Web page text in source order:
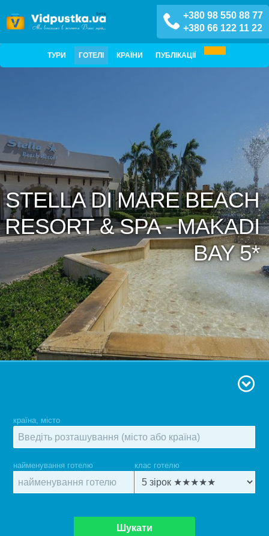
+380 98 550 88 77
+380 66 122 11 22
ТУРИ ГОТЕЛІ КРАЇНИ ПУБЛІКАЦІЇ
STELLA DI MARE BEACH
RESORT & SPA - MAKADI
BAY 5*
країна, місто
найменування готелю клас готелю
Шукати